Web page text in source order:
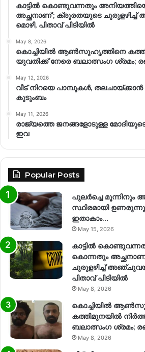
കാട്ടിൽ കൊണ്ടുവന്നതും
അച്ഛനാണ്’; ക്രൂരതയുടെ
മൊഴി, പിതാവ് പിടിയിൽ
May 8, 2026
കൊച്ചിയിൽ ആൺസുഹൃത്തിനെ
യുവതിക്ക് നേരെ ബലാത്സംഗ​ ശ്രമം;
May 12, 2026
വീട് നിറയെ പാമ്പുകൾ, തലചായ്ക്കാൻ
കുടുംബം
May 11, 2026
രാജ്യത്തെ ജനങ്ങളോടുള്ള
ഇവ
Popular Posts
പുലർച്ചെ മൂന്നിനും
സ്ഥിരമായി
ഇതാകാം…
May 15, 2026
കാട്ടിൽ
കൊന്നതും
ചുരുളഴിച്ച്
പിതാവ് പിടിയിൽ
May 8, 2026
കൊച്ചിയിൽ
കത്തിമുനയിൽ
ബലാത്സംഗ​ ശ്രമം;
May 8, 2026